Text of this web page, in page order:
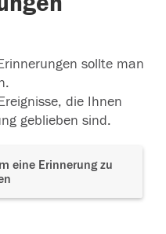
sollte man
die Ihnen
geblieben sind.
eine Erinnerung zu